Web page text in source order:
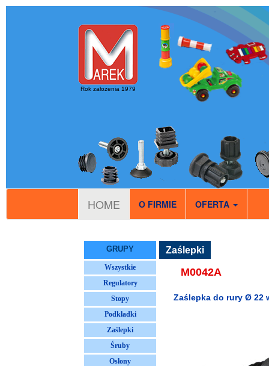
Rok założenia 1979
HOME O FIRMIE OFERTA
GRUPY
Wszystkie
Regulatory
Stopy
Podkładki
Zaślepki
Śruby
Osłony
Zaślepki
M0042A
Zaślepka do rury Ø 22